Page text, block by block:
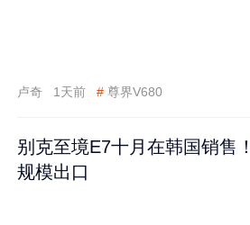
卢奇 1天前 # 尊界V680
别克至境E7十月在韩国销售
规模出口